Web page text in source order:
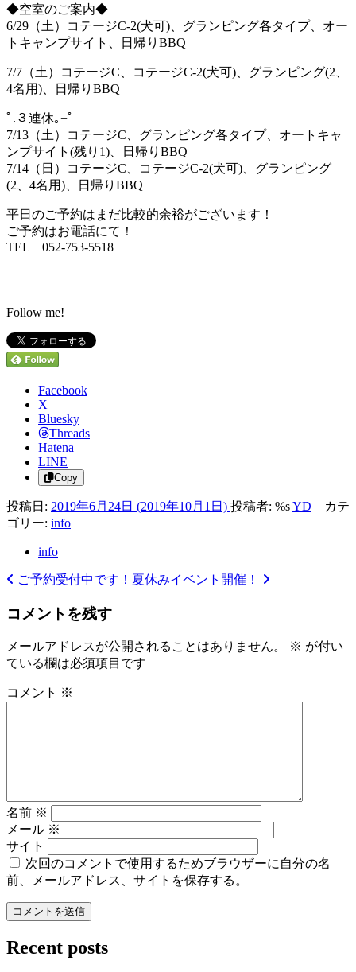
◆空室のご案内◆
6/29（土）コテージC-2(犬可)、グランピング各タイプ、オー
トキャンプサイト、日帰りBBQ
7/7（土）コテージC、コテージC-2(犬可)、グランピング(2、
4名用)、日帰りBBQ
ﾟ.３連休｡+ﾟ
7/13（土）コテージC、グランピング各タイプ、オートキャ
ンプサイト(残り1)、日帰りBBQ
7/14（日）コテージC、コテージC-2(犬可)、グランピング
(2、4名用)、日帰りBBQ
平日のご予約はまだ比較的余裕がございます！
ご予約はお電話にて！
TEL 052-753-5518
Follow me!
Facebook
X
Bluesky
Threads
Hatena
LINE
Copy
投稿日: 2019年6月24日 (2019年10月1日) 投稿者: %sYD
カテ
ゴリー: info
info
投
稿
ビ
ゲ
ご予約受付中です！ 夏休みイベント開催！
コメントを残す
メールアドレスが公開されることはありません。 ※ が付い
ている欄は必須項目です
コメント ※
名前 ※
メール ※
サイト
次回のコメントで使用するためブラウザーに自分の名
前、メールアドレス、サイトを保存する。
Recent posts